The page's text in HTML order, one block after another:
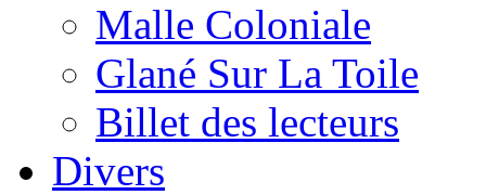
Malle Coloniale
Glané Sur La Toile
Billet des lecteurs
Divers